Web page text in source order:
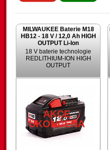
MILWAUKEE Baterie M18
HB12 - 18 V / 12,0 Ah HIGH
OUTPUT Li-Ion
18 V baterie technologie
REDLITHIUM-ION HIGH
OUTPUT
AKCE
UKONČENA